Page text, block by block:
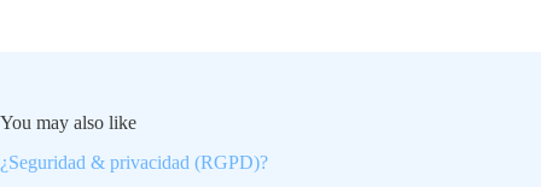
You may also like
¿Seguridad & privacidad (RGPD)?